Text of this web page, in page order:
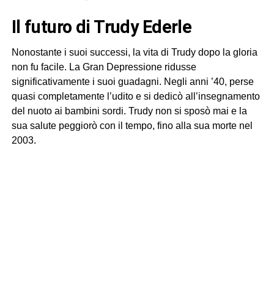
il futuro di Trudy Ederle
Nonostante i suoi successi, la vita di Trudy dopo la gloria
non fu facile. La Gran Depressione ridusse
significativamente i suoi guadagni. Negli anni ’40, perse
quasi completamente l’udito e si dedicò all’insegnamento
del nuoto ai bambini sordi. Trudy non si sposò mai e la
sua salute peggiorò con il tempo, fino alla sua morte nel
2003.